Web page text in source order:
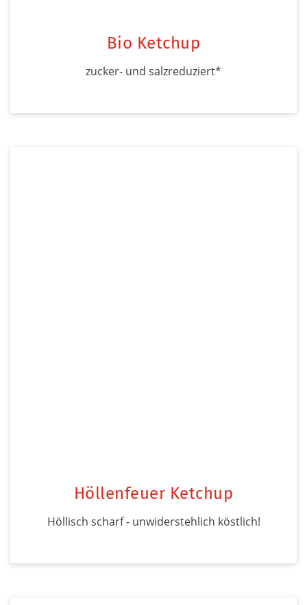
Bio Ketchup
zucker- und salzreduziert*
Höllenfeuer Ketchup
Höllisch scharf - unwiderstehlich köstlich!